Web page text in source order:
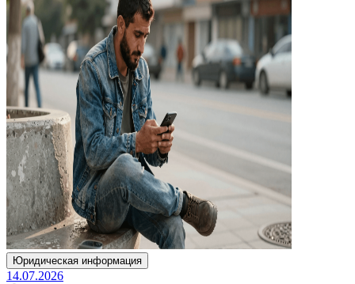
Юридическая информация
14.07.2026